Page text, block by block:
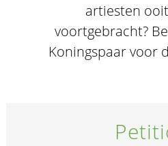
artiesten
voortgebracht?
Koningspaar voor